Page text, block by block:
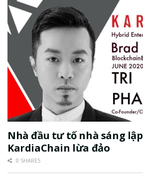
Nhà đầu tư tố nhà sáng lập
KardiaChain lừa đảo
0 SHARES